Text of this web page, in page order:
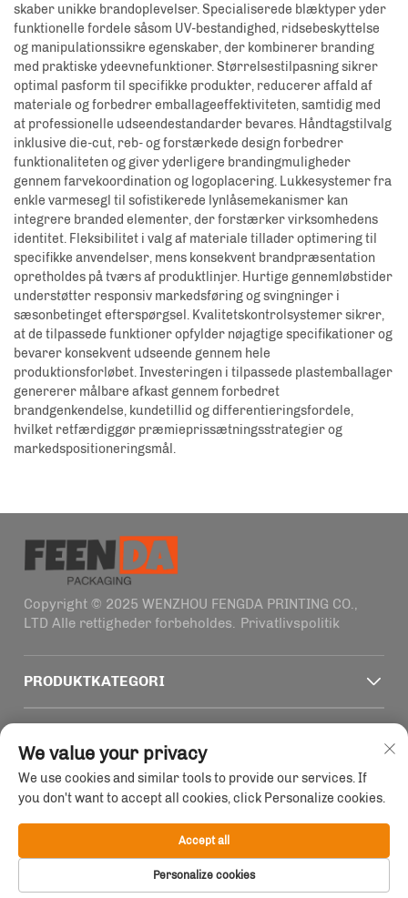
skaber unikke brandoplevelser. Specialiserede blæktyper yder
funktionelle fordele såsom UV-bestandighed, ridsebeskyttelse
og manipulationssikre egenskaber, der kombinerer branding
med praktiske ydeevnefunktioner. Størrelsestilpasning sikrer
optimal pasform til specifikke produkter, reducerer affald af
materiale og forbedrer emballageeffektiviteten, samtidig med
at professionelle udseendestandarder bevares. Håndtagstilvalg
inklusive die-cut, reb- og forstærkede design forbedrer
funktionaliteten og giver yderligere brandingmuligheder
gennem farvekoordination og logoplacering. Lukkesystemer fra
enkle varmesegl til sofistikerede lynlåsemekanismer kan
integrere branded elementer, der forstærker virksomhedens
identitet. Fleksibilitet i valg af materiale tillader optimering til
specifikke anvendelser, mens konsekvent brandpræsentation
opretholdes på tværs af produktlinjer. Hurtige gennemløbstider
understøtter responsiv markedsføring og svingninger i
sæsonbetinget efterspørgsel. Kvalitetskontrolsystemer sikrer,
at de tilpassede funktioner opfylder nøjagtige specifikationer og
bevarer konsekvent udseende gennem hele
produktionsforløbet. Investeringen i tilpassede plastemballager
genererer målbare afkast gennem forbedret
brandgenkendelse, kundetillid og differentieringsfordele,
hvilket retfærdiggør præmieprissætningsstrategier og
markedspositioneringsmål.
Copyright © 2025 WENZHOU FENGDA PRINTING CO.,
LTD Alle rettigheder forbeholdes.
Privatlivspolitik
PRODUKTKATEGORI
KONTAKTOPLYSNINGER
Office add : Bygning 4, nr. 1915-2011 Haifeng vej,
Wenzhou, Zhejiang, Kina
E-mail:[email protected]
+86-13758856618
We value your privacy
We use cookies and similar tools to provide our services. If
you don't want to accept all cookies, click Personalize cookies.
Personalize cookies
Accept all